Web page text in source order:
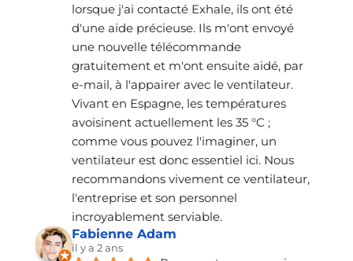
lorsque j'ai contacté Exhale, ils ont été
d'une aide précieuse. Ils m'ont envoyé
une nouvelle télécommande
gratuitement et m'ont ensuite aidé, par
e-mail, à l'appairer avec le ventilateur.
Vivant en Espagne, les températures
avoisinent actuellement les 35 °C ;
comme vous pouvez l'imaginer, un
ventilateur est donc essentiel ici. Nous
recommandons vivement ce ventilateur,
l'entreprise et son personnel
incroyablement serviable.
Fabienne Adam
il y a 2 ans